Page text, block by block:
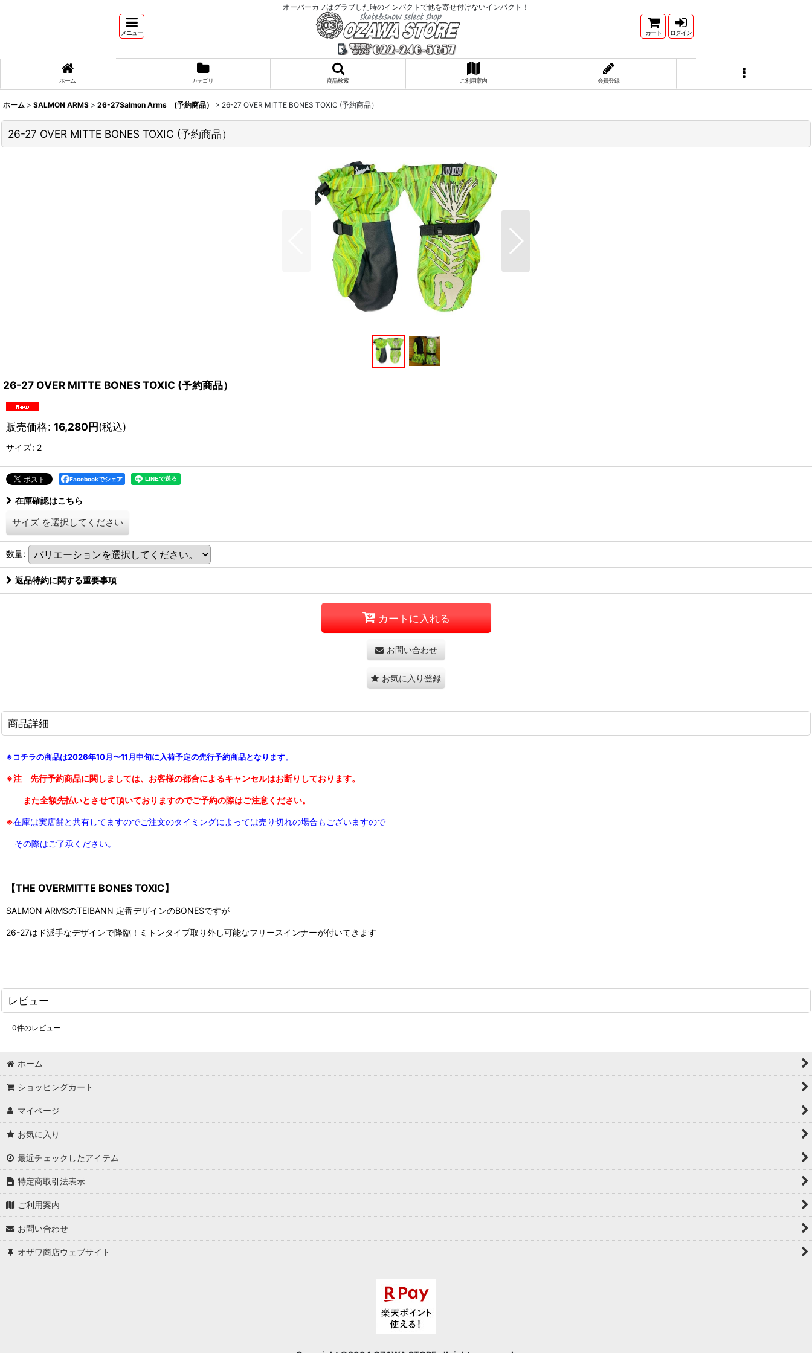
オーバーカフはグラブした時のインパクトで他を寄せ付けないインパクト！
メニュー カート ログイン
ホーム カテゴリ 商品検索 ご利用案内 会員登録
ホーム > SALMON ARMS > 26-27Salmon Arms (予約商品） > 26-27 OVER MITTE BONES TOXIC (予約商品）
26-27 OVER MITTE BONES TOXIC (予約商品）
26-27 OVER MITTE BONES TOXIC (予約商品）
販売価格: 16,280円(税込)
サイズ: 2
Facebookでシェア
在庫確認はこちら
サイズ を選択してください
数量:
返品特約に関する重要事項
カートに入れる
お問い合わせ
お気に入り登録
商品詳細
※コチラの商品は2026年10月〜11月中旬に入荷予定の先行予約商品となります。
※注 先行予約商品に関しましては、お客様の都合によるキャンセルはお断りしております。
また全額先払いとさせて頂いておりますのでご予約の際はご注意ください。
※在庫は実店舗と共有してますのでご注文のタイミングによっては売り切れの場合もございますので
その際はご了承ください。
【THE OVERMITTE BONES TOXIC】
SALMON ARMSのTEIBANN 定番デザインのBONESですが
26-27はド派手なデザインで降臨！ミトンタイプ取り外し可能なフリースインナーが付いてきます
レビュー
0件のレビュー
ホーム
ショッピングカート
マイページ
お気に入り
最近チェックしたアイテム
特定商取引法表示
ご利用案内
お問い合わせ
オザワ商店ウェブサイト